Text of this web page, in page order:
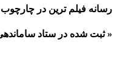
رسانه فیلم ترین در
« ثبت شده در ستاد